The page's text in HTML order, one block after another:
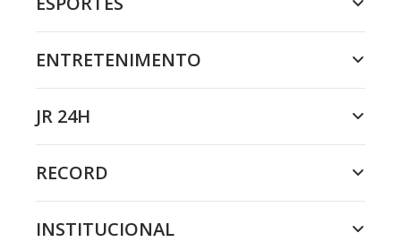
ENTRETENIMENTO
JR 24H
RECORD
INSTITUCIONAL